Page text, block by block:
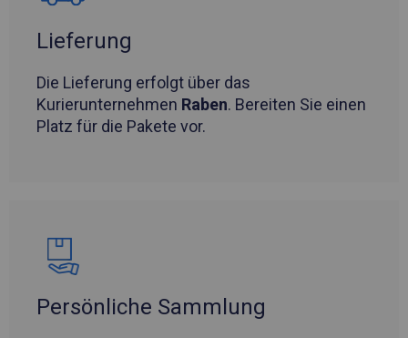
Lieferung
Die Lieferung erfolgt über das
Kurierunternehmen Raben. Bereiten Sie einen
Platz für die Pakete vor.
Persönliche Sammlung